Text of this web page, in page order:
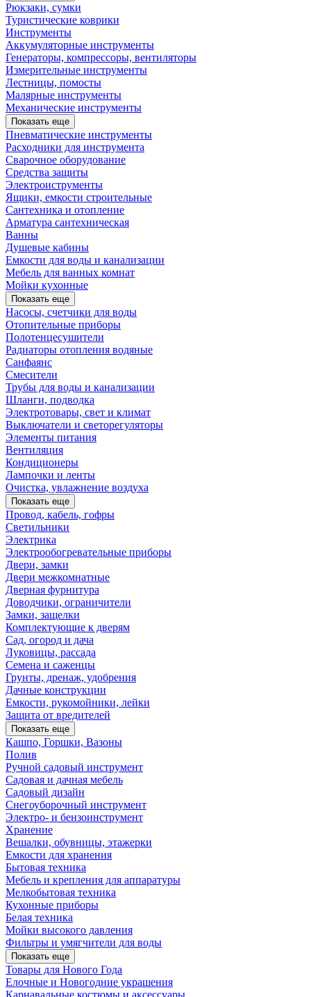
Рюкзаки, сумки
Туристические коврики
Инструменты
Аккумуляторные инструменты
Генераторы, компрессоры, вентиляторы
Измерительные инструменты
Лестницы, помосты
Малярные инструменты
Механические инструменты
Показать еще
Пневматические инструменты
Расходники для инструмента
Сварочное оборудование
Средства защиты
Электроиструменты
Ящики, емкости строительные
Сантехника и отопление
Арматура сантехническая
Ванны
Душевые кабины
Емкости для воды и канализации
Мебель для ванных комнат
Мойки кухонные
Показать еще
Насосы, счетчики для воды
Отопительные приборы
Полотенцесушители
Радиаторы отопления водяные
Санфаянс
Смесители
Трубы для воды и канализации
Шланги, подводка
Электротовары, свет и климат
Выключатели и светорегуляторы
Элементы питания
Вентиляция
Кондиционеры
Лампочки и ленты
Очистка, увлажнение воздуха
Показать еще
Провод, кабель, гофры
Светильники
Электрика
Электрообогревательные приборы
Двери, замки
Двери межкомнатные
Дверная фурнитура
Доводчики, ограничители
Замки, защелки
Комплектующие к дверям
Сад, огород и дача
Луковицы, рассада
Семена и саженцы
Грунты, дренаж, удобрения
Дачные конструкции
Емкости, рукомойники, лейки
Защита от вредителей
Показать еще
Кашпо, Горшки, Вазоны
Полив
Ручной садовый инструмент
Садовая и дачная мебель
Садовый дизайн
Снегоуборочный инструмент
Электро- и бензоинструмент
Хранение
Вешалки, обувницы, этажерки
Емкости для хранения
Бытовая техника
Мебель и крепления для аппаратуры
Мелкобытовая техника
Кухонные приборы
Белая техника
Мойки высокого давления
Фильтры и умягчители для воды
Показать еще
Товары для Нового Года
Елочные и Новогодние украшения
Карнавальные костюмы и аксессуары